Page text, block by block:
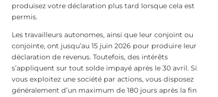
produisez votre déclaration plus tard lorsque cela est
permis.
Les travailleurs autonomes, ainsi que leur conjoint ou
conjointe, ont jusqu’au 15 juin 2026 pour produire leur
déclaration de revenus. Toutefois, des intérêts
s’appliquent sur tout solde impayé après le 30 avril. Si
vous exploitez une société par actions, vous disposez
généralement d’un maximum de 180 jours après la fin